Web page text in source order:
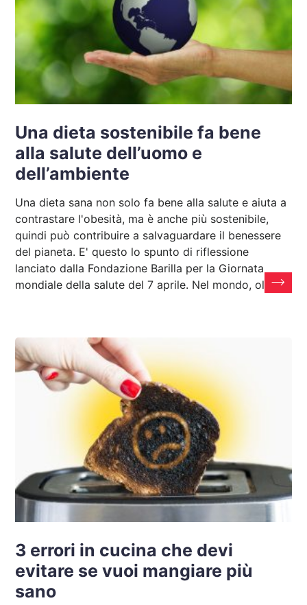
Una dieta sostenibile fa bene
alla salute dell’uomo e
dell’ambiente
Una dieta sana non solo fa bene alla salute e aiuta a
contrastare l'obesità, ma è anche più sostenibile,
quindi può contribuire a salvaguardare il benessere
del pianeta. E' questo lo spunto di riflessione
lanciato dalla Fondazione Barilla per la Giornata
mondiale della salute del 7 aprile. Nel mondo, oltre
3 errori in cucina che devi
evitare se vuoi mangiare più
sano